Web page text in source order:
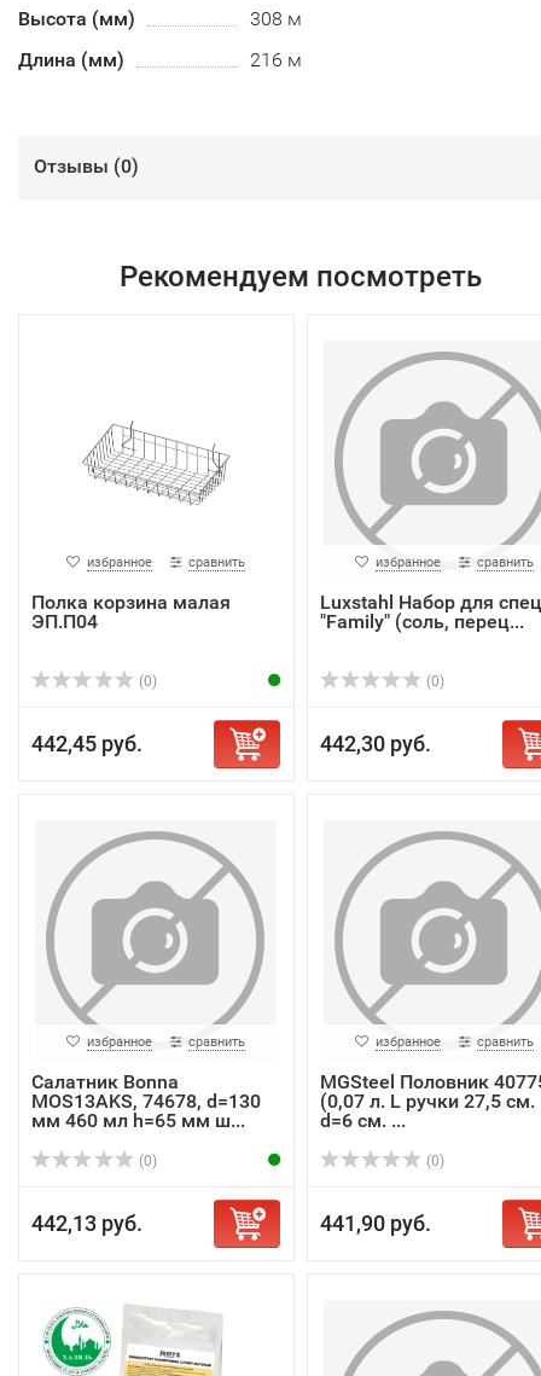
Высота (мм)
308 м
Длина (мм)
216 м
Отзывы (0)
Рекомендуем посмотреть
избранное сравнить
Полка корзина малая
ЭП.П04
(0)
442,45 руб.
избранное сравнить
Luxstahl Набор для
"Family" (соль, перец...
(0)
442,30 руб.
избранное сравнить
Салатник Bonna
MOS13AKS, 74678, d=130
мм 460 мл h=65 мм ш...
(0)
442,13 руб.
избранное сравнить
MGSteel Половник
(0,07 л. L ручки 27,5 см.
d=6 см. ...
(0)
441,90 руб.